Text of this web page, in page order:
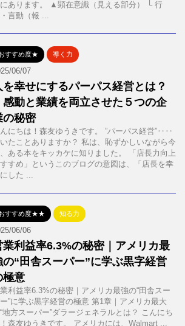
あります。 ▲顕在意識（見える部分） └ 行
言動（報 ...
すすめ度★ 導く力
06/07
を幸せにするパーパス経営とは？
感動と業績を両立させた５つの企
の秘密
にちは！森友ゆうきです。 ”パーパス経営”‥‥
たことありますか？ 私は、恥ずかしいながら今
ある本をキッカケに知りました。 「店長力向上
すめ」というこのブログの意図は、「店長を幸
した ...
すすめ度★★ 知る力
06/06
業利益率6.3%の秘密｜アメリカ最
の“田舎スーパー”に学ぶ黒字経営
極意
利益率6.3%の秘密｜アメリカ最強の“田舎スー
”に学ぶ黒字経営の極意 第1章｜アメリカ最大
地方スーパー”ダラージェネラルとは？ こんにち
森友ゆうきです。 アメリカには、Walmart ...